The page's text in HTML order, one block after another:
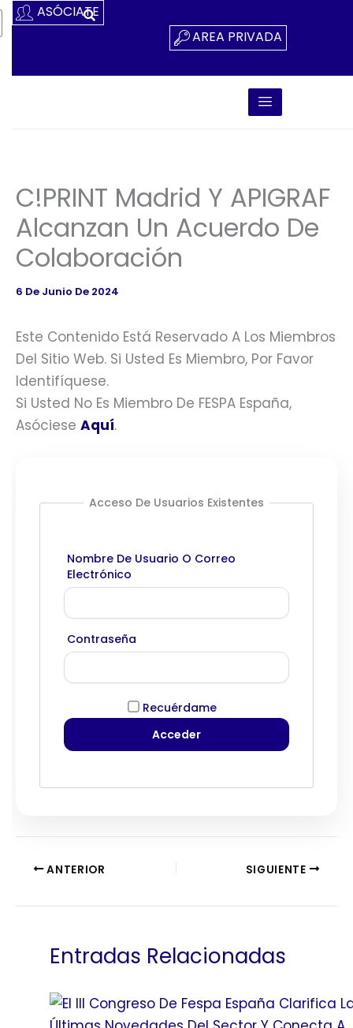
Ir
Al
ASÓCIATE
AREA PRIVADA
C!PRINT Madrid Y APIGRAF
Alcanzan Un Acuerdo De
Colaboración
6 De Junio De 2024
Este Contenido Está Reservado A Los Miembros
Del Sitio Web. Si Usted Es Miembro, Por Favor
Identifíquese.
Si Usted No Es Miembro De FESPA España,
Asóciese Aquí.
Acceso De Usuarios Existentes
Nombre De Usuario O Correo
Electrónico
Contraseña
Recuérdame
ANTERIOR SIGUIENTE
Entradas Relacionadas